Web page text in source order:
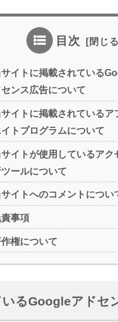
目次
サイトに掲載されている
センス広告について
イトに掲載されているア
トプログラムについて
イトが使用しているアク
ールについて
イトへのコメントについ
事項
権について
るGoogleアドセ